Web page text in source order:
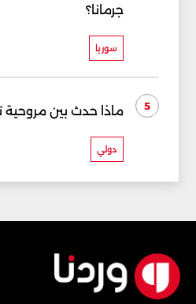
جرمانا؟
سوريا
5 ماذا حدث بين مروحية
دولي